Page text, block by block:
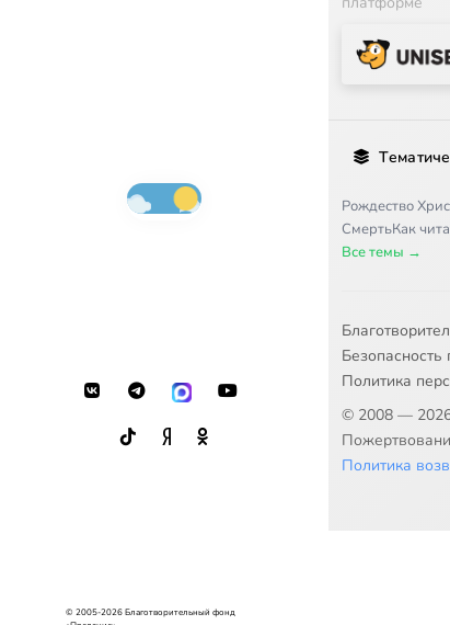
© 2005-2026 Благотворительный фонд
Рождество
СмертьКак
Все темы →
Безопасность
Политика
© 2008 —
Политика